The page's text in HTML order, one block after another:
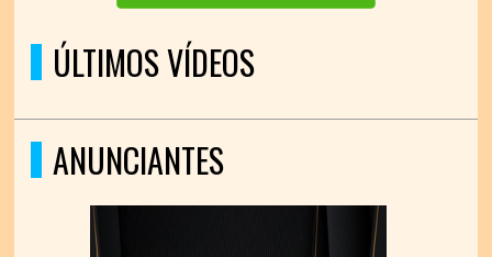
ÚLTIMOS VÍDEOS
ANUNCIANTES